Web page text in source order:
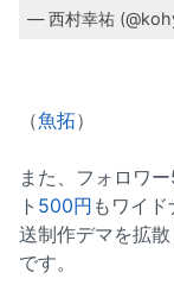
— 西村幸祐
（魚拓）
また、フォロワ
ト 500円 もワイ
送制作デマを拡
です。